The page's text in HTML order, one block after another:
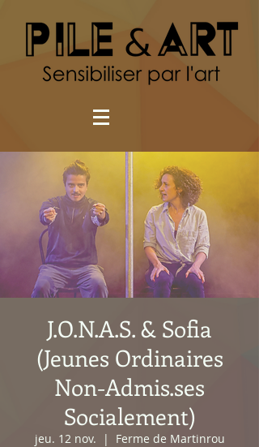
J.O.N.A.S. & Sofia
(Jeunes Ordinaires
Non-Admis.ses
Socialement)
jeu. 12 nov.
  |
Ferme de Martinrou